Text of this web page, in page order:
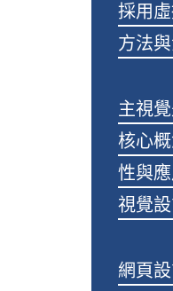
採用
方法
主視
核心
性與
視覺
網頁